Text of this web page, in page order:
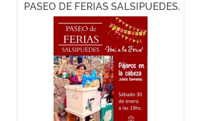
PASEO DE FERIAS SALSIPUEDES.